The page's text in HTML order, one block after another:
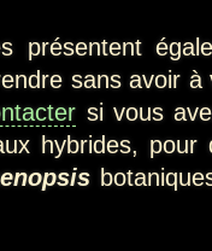
présentent
sans avoir
si vous
hybrides, pour